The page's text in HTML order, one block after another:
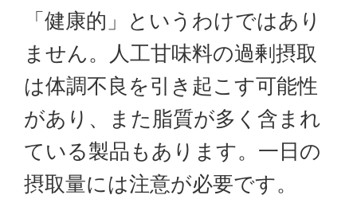
「健康的」というわけではあり
ません。人工甘味料の過剰摂取
は体調不良を引き起こす可能性
があり、また脂質が多く含まれ
ている製品もあります。一日の
摂取量には注意が必要です。